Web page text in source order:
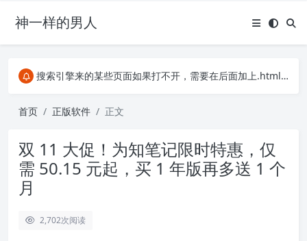
神一样的男人
关注Telegram频道有新消息第一时间推送
搜索引擎来的某些页面如果打不开，需要在后面加上.html，如https://ylface.com/mac/409.html
阿里云服务器396元4年，2C2G服务器
首页 正版软件 正文
双 11 大促！为知笔记限时特惠，仅
需 50.15 元起，买 1 年版再多送 1 个
月
2,702次阅读